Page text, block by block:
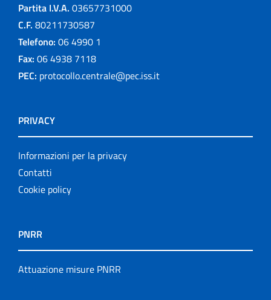
Partita I.V.A. 03657731000
C.F. 80211730587
Telefono: 06 4990 1
Fax: 06 4938 7118
PEC: protocollo.centrale@pec.iss.it
PRIVACY
Informazioni per la privacy
Contatti
Cookie policy
PNRR
Attuazione misure PNRR